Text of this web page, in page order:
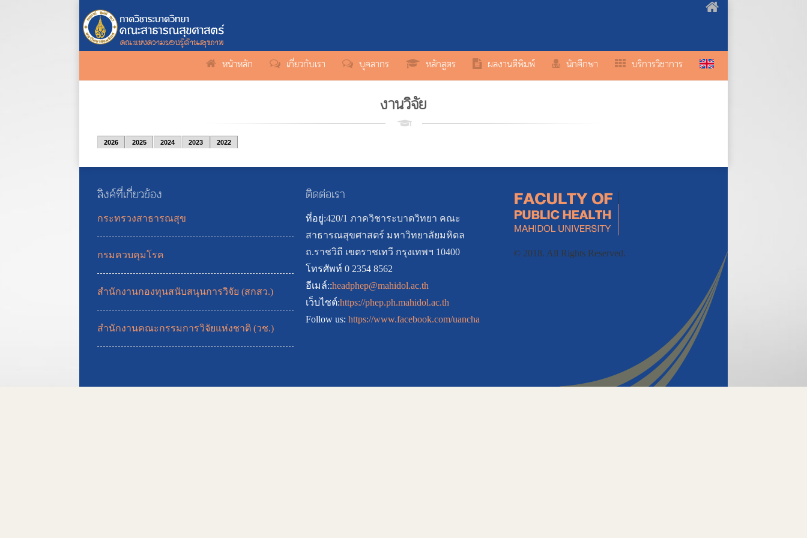
หน้าหลัก เกี่ยวกับเรา บุคลากร หลักสูตร ผลงานตีพิมพ์ นักศึกษา บริการวิชาการ
งานวิจัย
2026 2025 2024 2023 2022
ลิงค์ที่เกี่ยวข้อง
กระทรวงสาธารณสุข
กรมควบคุมโรค
สำนักงานกองทุนสนับสนุนการวิจัย (สกสว.)
สำนักงานคณะกรรมการวิจัยแห่งชาติ (วช.)
ติดต่อเรา
ที่อยู่:420/1 ภาควิชาระบาดวิทยา คณะ
สาธารณสุขศาสตร์ มหาวิทยาลัยมหิดล
ถ.ราชวิถี เขตราชเทวี กรุงเทพฯ 10400
โทรศัพท์:0 2354 8562
อีเมล์::headphep@mahidol.ac.th
เว็บไซต์:https://phep.ph.mahidol.ac.th
Follow us: https://www.facebook.com/uancha
© 2018. All Rights Reserved.